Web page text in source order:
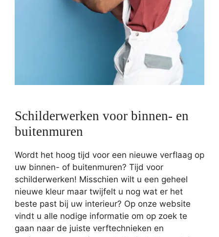
Schilderwerken voor binnen- en
buitenmuren
Wordt het hoog tijd voor een nieuwe verflaag op
uw binnen- of buitenmuren? Tijd voor
schilderwerken! Misschien wilt u een geheel
nieuwe kleur maar twijfelt u nog wat er het
beste past bij uw interieur? Op onze website
vindt u alle nodige informatie om op zoek te
gaan naar de juiste verftechnieken en